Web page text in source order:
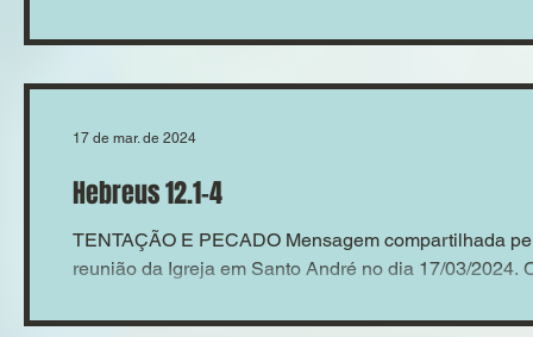
Hebreus 12.1-4
TENTAÇÃO E PECADO Mensagem compartilhada
reunião da Igreja em Santo André no dia 17/03/2024.
17 de mar. de 2024